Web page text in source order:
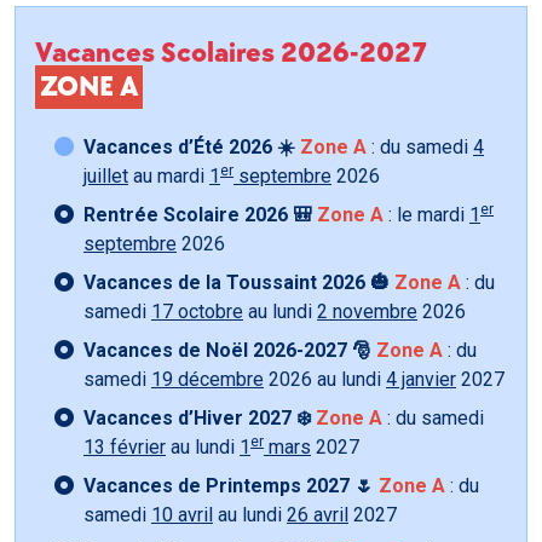
Vacances Scolaires 2026-2027
ZONE A
Vacances d’Été 2026 ☀️ Zone A : du samedi 4
juillet au mardi 1 er septembre 2026
Rentrée Scolaire 2026 🎒 Zone A : le mardi 1 er
septembre 2026
Vacances de la Toussaint 2026 🎃 Zone A : du
samedi 17 octobre au lundi 2 novembre 2026
Vacances de Noël 2026-2027 🎅 Zone A : du
samedi 19 décembre 2026 au lundi 4 janvier 2027
Vacances d’Hiver 2027 ❄️ Zone A : du samedi
13 février au lundi 1 er mars 2027
Vacances de Printemps 2027 🌷 Zone A : du
samedi 10 avril au lundi 26 avril 2027